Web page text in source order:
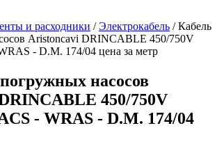
и расходники /Электрокабель /Кабель
Aristoncavi DRINCABLE 450/750V
- D.M. 174/04 цена за метр
насосов
450/750V
- WRAS - D.M. 174/04